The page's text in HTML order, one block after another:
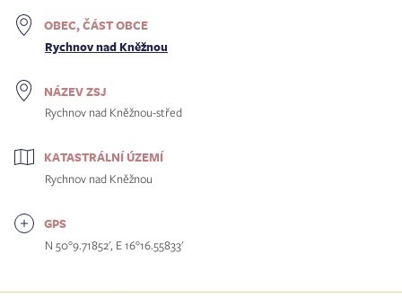
OBEC, ČÁST OBCE
Rychnov nad Kněžnou
NÁZEV ZSJ
Rychnov nad Kněžnou-střed
KATASTRÁLNÍ ÚZEMÍ
Rychnov nad Kněžnou
GPS
N 50°9.71852', E 16°16.55833'